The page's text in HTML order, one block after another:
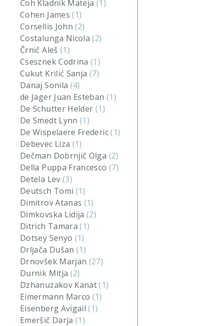
Čoh Kladnik Mateja (1)
Cohen James(1)
Corsellis John(2)
Costalunga Nicola(2)
Črnič Aleš (1)
Csesznek Codrina(1)
Cukut Krilić Sanja (7)
Danaj Sonila (4)
de Jager Juan Esteban (1)
De Schutter Helder (1)
De Smedt Lynn(1)
De Wispelaere Frederic(1)
Debevec Liza (1)
Dečman Dobrnjič Olga (2)
Della Puppa Francesco (7)
Detela Lev (3)
Deutsch Tomi (1)
Dimitrov Atanas (1)
Dimkovska Lidija(2)
Ditrich Tamara(1)
Dotsey Senyo (1)
Drljača Dušan(1)
Drnovšek Marjan (27)
Durnik Mitja (2)
Dzhanuzakov Kanat(1)
Eimermann Marco (1)
Eisenberg Avigail(1)
Emeršič Darja(1)